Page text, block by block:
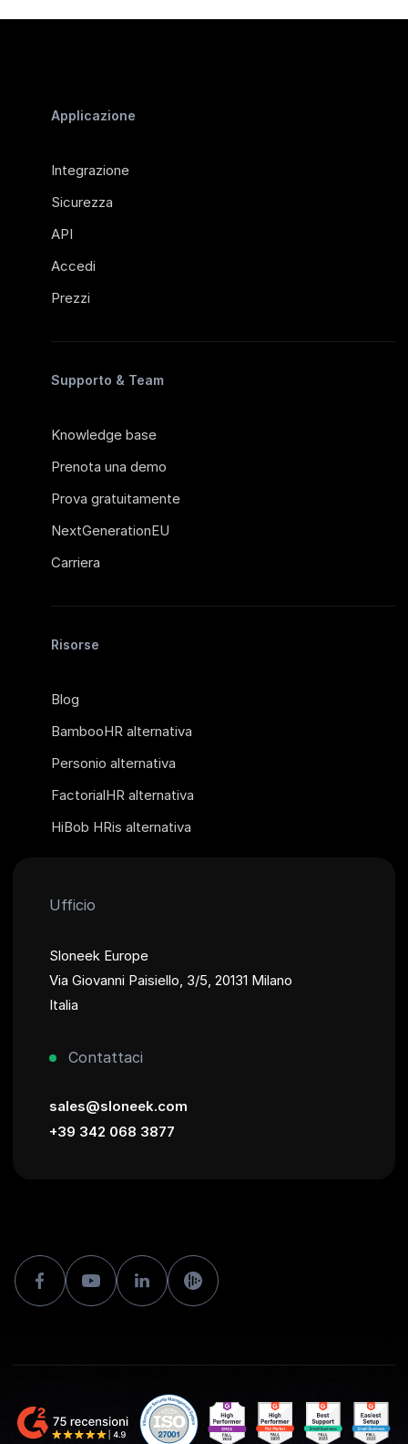
Applicazione
Integrazione
Sicurezza
API
Accedi
Prezzi
Supporto & Team
Knowledge base
Prenota una demo
Prova gratuitamente
NextGenerationEU
Carriera
Risorse
Blog
BambooHR alternativa
Personio alternativa
FactorialHR alternativa
HiBob HRis alternativa
Ufficio
Sloneek Europe
Via Giovanni Paisiello, 3/5, 20131 Milano
Italia
Contattaci
sales@sloneek.com
+39 342 068 3877